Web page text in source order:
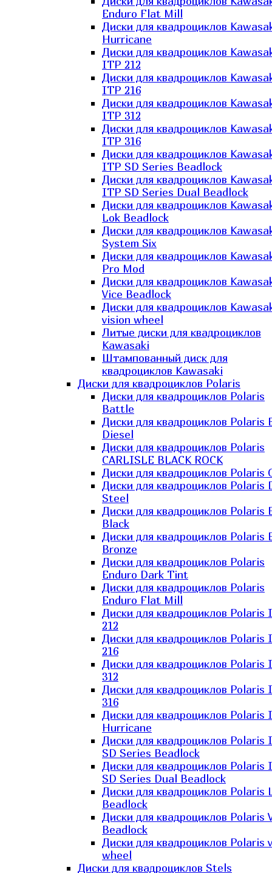
Enduro Flat Mill
Диски для квадроциклов
Hurricane
Диски для квадроциклов
ITP 212
Диски для квадроциклов
ITP 216
Диски для квадроциклов
ITP 312
Диски для квадроциклов
ITP 316
Диски для квадроциклов
ITP SD Series Beadlock
Диски для квадроциклов
ITP SD Series Dual Beadlock
Диски для квадроциклов
Lok Beadlock
Диски для квадроциклов
System Six
Диски для квадроциклов
Pro Mod
Диски для квадроциклов
Vice Beadlock
Диски для квадроциклов
vision wheel
Литые диски для квадроциклов
Kawasaki​
Штампованный диск для
квадроциклов Kawasaki​
Диски для квадроциклов Polaris
Диски для квадроциклов Polaris
Battle
Диски для квадроциклов Polaris
Diesel
Диски для квадроциклов Polaris
CARLISLE BLACK ROCK
Диски для квадроциклов Polaris
Диски для квадроциклов Polaris
Steel
Диски для квадроциклов Polaris
Black
Диски для квадроциклов Polaris
Bronze
Диски для квадроциклов Polaris
Enduro Dark Tint
Диски для квадроциклов Polaris
Enduro Flat Mill
Диски для квадроциклов Polaris
212
Диски для квадроциклов Polaris
216
Диски для квадроциклов Polaris
312
Диски для квадроциклов Polaris
316
Диски для квадроциклов Polaris
Hurricane
Диски для квадроциклов Polaris
SD Series Beadlock
Диски для квадроциклов Polaris
SD Series Dual Beadlock
Диски для квадроциклов Polaris
Beadlock
Диски для квадроциклов Polaris
Beadlock
Диски для квадроциклов Polaris
wheel
Диски для квадроциклов Stels